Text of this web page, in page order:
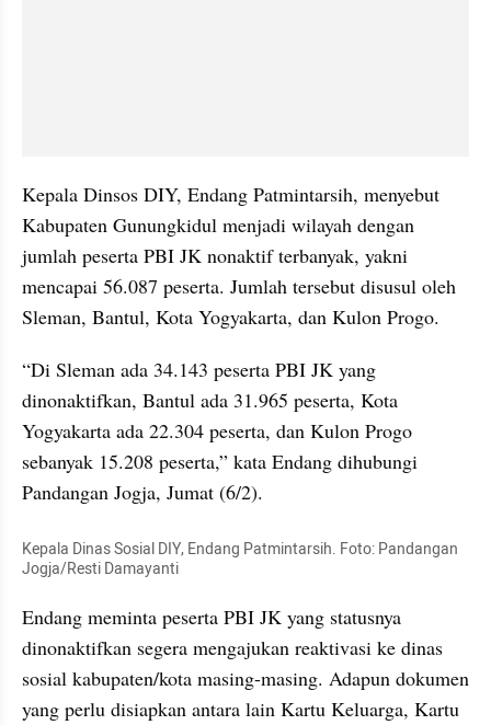
Kepala Dinsos DIY, Endang Patmintarsih, menyebut
Kabupaten Gunungkidul menjadi wilayah dengan
jumlah peserta PBI JK nonaktif terbanyak, yakni
mencapai 56.087 peserta. Jumlah tersebut disusul oleh
Sleman, Bantul, Kota Yogyakarta, dan Kulon Progo.
“Di Sleman ada 34.143 peserta PBI JK yang
dinonaktifkan, Bantul ada 31.965 peserta, Kota
Yogyakarta ada 22.304 peserta, dan Kulon Progo
sebanyak 15.208 peserta,” kata Endang dihubungi
Pandangan Jogja, Jumat (6/2).
Kepala Dinas Sosial DIY, Endang Patmintarsih. Foto: Pandangan
Jogja/Resti Damayanti
Endang meminta peserta PBI JK yang statusnya
dinonaktifkan segera mengajukan reaktivasi ke dinas
sosial kabupaten/kota masing-masing. Adapun dokumen
yang perlu disiapkan antara lain Kartu Keluarga, Kartu